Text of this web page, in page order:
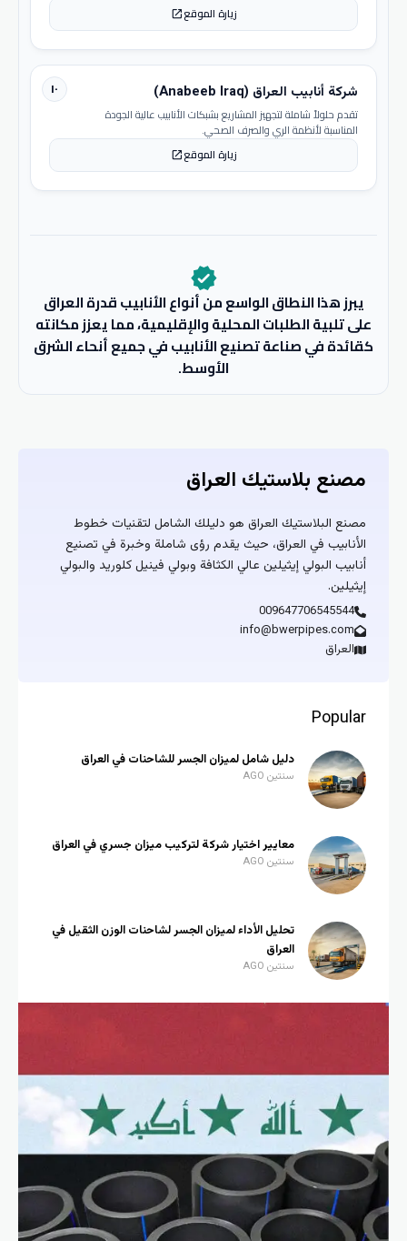
زيارة الموقعopen_in_new
١٠ شركة أنابيب العراق (Anabeeb Iraq)
تقدم حلولاً شاملة لتجهيز المشاريع بشبكات الأنابيب عالية الجودة
المناسبة لأنظمة الري والصرف الصحي.
زيارة الموقعopen_in_new
verified
يبرز هذا النطاق الواسع من أنواع الأنابيب قدرة العراق
على تلبية الطلبات المحلية والإقليمية، مما يعزز مكانته
كقائدة في صناعة تصنيع الأنابيب في جميع أنحاء الشرق
الأوسط.
مصنع بلاستيك العراق
مصنع البلاستيك العراق هو دليلك الشامل لتقنيات خطوط
الأنابيب في العراق، حيث يقدم رؤى شاملة وخبرة في تصنيع
أنابيب البولي إيثيلين عالي الكثافة وبولي فينيل كلوريد والبولي
إيثيلين.
009647706545544
info@bwerpipes.com
العراق
Popular
دليل شامل لميزان الجسر للشاحنات في العراق
سنتين AGO
معايير اختيار شركة لتركيب ميزان جسري في العراق
سنتين AGO
تحليل الأداء لميزان الجسر لشاحنات الوزن الثقيل في
العراق
سنتين AGO